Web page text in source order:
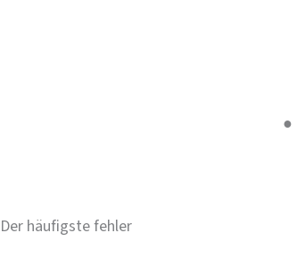
●
Der häufigste fehler